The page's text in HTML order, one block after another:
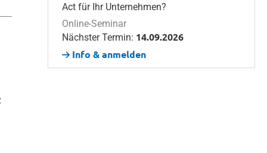
Act für Ihr Unternehmen?
Online-Seminar
Nächster Termin: 14.09.2026
Info & anmelden